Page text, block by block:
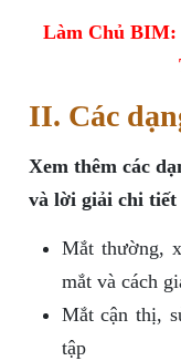
Làm Chủ BIM:
II. Các
Xem thêm các
và lời giải chi tiết
Mắt thường,
mắt và cách
Mắt cận thị,
tập